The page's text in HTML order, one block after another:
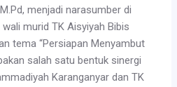
menjadi narasumber di
murid TK Aisyiyah Bibis
tema “Persiapan Menyambut
salah satu bentuk sinergi
Karanganyar dan TK